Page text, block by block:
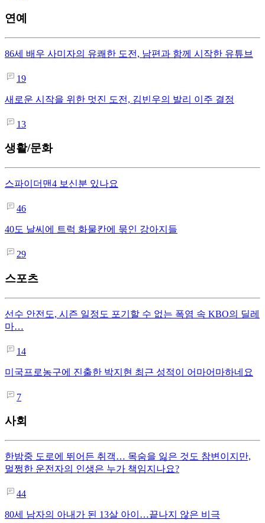
연예
86세 배우 사미자의 유쾌한 도전, 남편과 함께 시작한 유튜브
19
새로운 시작을 위한 멋진 도전, 김빈우의 발리 이주 결정
13
생활/문화
스파이더맨4 보신분 있나요
46
40도 날씨에 트럭 화물칸에 묶인 강아지들
29
스포츠
선수 안전도, 시즌 일정도 포기할 수 없는 폭염 속 KBO의 딜레
마…
14
미국프로농구에 진출한 박지현 최근 성적이 어마어마하네요
7
사회
한밤중 도로에 뛰어든 취객… 목숨을 잃은 것도 참변이지만,
멀쩡한 운전자의 인생은 누가 책임지나요?
44
80세 남자의 아내가 된 13살 아이…끝나지 않은 비극